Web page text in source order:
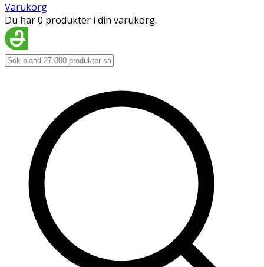
Varukorg
Du har 0 produkter i din varukorg.